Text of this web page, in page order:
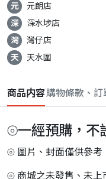
元
元朗店
深
深水埗店
灣
灣仔店
天
天水圍
商品内容購物條款、訂
⦾一經預購，不
⦾ 圖片、封面僅供參考
⦾ 商城之未發售、未上